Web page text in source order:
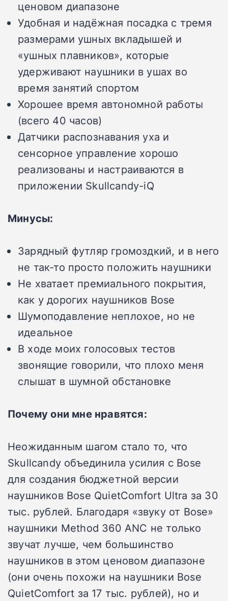
ценовом диапазоне
Удобная и надёжная посадка с тремя
размерами ушных вкладышей и
«ушных плавников», которые
удерживают наушники в ушах во
время занятий спортом
Хорошее время автономной работы
(всего 40 часов)
Датчики распознавания уха и
сенсорное управление хорошо
реализованы и настраиваются в
приложении Skullcandy-iQ
Минусы:
Зарядный футляр громоздкий, и в него
не так-то просто положить наушники
Не хватает премиального покрытия,
как у дорогих наушников Bose
Шумоподавление неплохое, но не
идеальное
В ходе моих голосовых тестов
звонящие говорили, что плохо меня
слышат в шумной обстановке
Почему они мне нравятся:
Неожиданным шагом стало то, что
Skullcandy объединила усилия с Bose
для создания бюджетной версии
наушников Bose QuietComfort Ultra за 30
тыс. рублей. Благодаря «звуку от Bose»
наушники Method 360 ANC не только
звучат лучше, чем большинство
наушников в этом ценовом диапазоне
(они очень похожи на наушники Bose
QuietComfort за 17 тыс. рублей), но и